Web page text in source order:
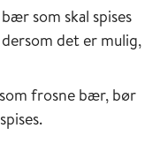
som skal spises
det er mulig,
frosne bær, bør